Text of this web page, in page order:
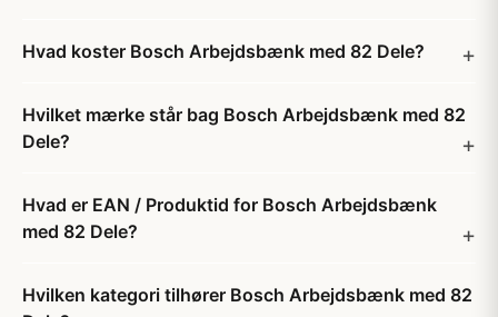
Hvad koster Bosch Arbejdsbænk med 82 Dele?
Hvilket mærke står bag Bosch Arbejdsbænk med 82
Dele?
Hvad er EAN / Produktid for Bosch Arbejdsbænk
med 82 Dele?
Hvilken kategori tilhører Bosch Arbejdsbænk med 82